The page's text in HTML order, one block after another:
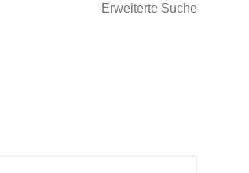
Erweiterte Suche